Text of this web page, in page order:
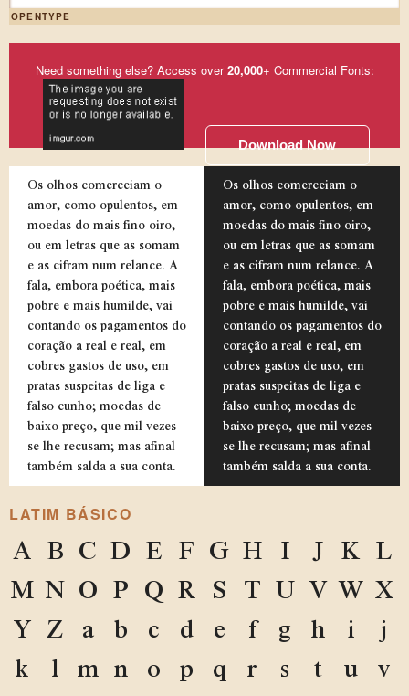
OPENTYPE
Need something else? Access over20,000+ Commercial Fonts:
Download Now
Os olhos comerceiam o
amor, como opulentos, em
moedas do mais fino oiro,
ou em letras que as somam
e as cifram num relance. A
fala, embora poética, mais
pobre e mais humilde, vai
contando os pagamentos do
coração a real e real, em
cobres gastos de uso, em
pratas suspeitas de liga e
falso cunho; moedas de
baixo preço, que mil vezes
se lhe recusam; mas afinal
também salda a sua conta.
Os olhos comerceiam o
amor, como opulentos, em
moedas do mais fino oiro,
ou em letras que as somam
e as cifram num relance. A
fala, embora poética, mais
pobre e mais humilde, vai
contando os pagamentos do
coração a real e real, em
cobres gastos de uso, em
pratas suspeitas de liga e
falso cunho; moedas de
baixo preço, que mil vezes
se lhe recusam; mas afinal
também salda a sua conta.
LATIM BÁSICO
A B C D E F G H I J K
L
M N O P Q R S T U V W X
Y
Z a b c d e f g h i
j
k
l m n o p q r s t u
v